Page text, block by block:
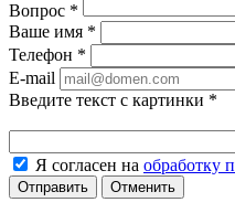
Вопрос *
Ваше имя *
Телефон *
E-mail
Введите текст с картинки *
Я согласен на обработку
Отменить